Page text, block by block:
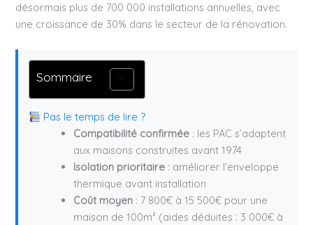
désormais plus de 700 000 installations annuelles, avec
une croissance de 30% dans le secteur de la rénovation.
Sommaire
Pas le temps de lire ?
Compatibilité confirmée : les PAC s’adaptent
aux maisons construites avant 1974
Isolation prioritaire : améliorer l’enveloppe
thermique avant installation
Coût moyen : 7 800€ à 15 500€ pour une
maison de 100m² (aides déduites : 3 000€ à